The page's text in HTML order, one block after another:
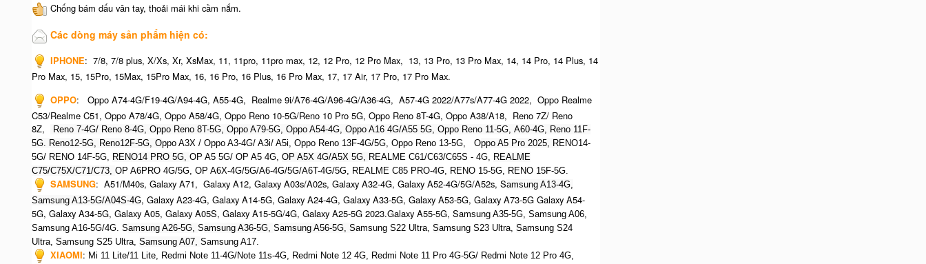
Chống bám dấu vân tay, thoải mái khi cầm nắm.
Các dòng máy sản phẩm hiện có:
IPHONE: 7/8, 7/8 plus, X/Xs, Xr, XsMax, 11, 11pro, 11pro max, 12, 12 Pro, 12 Pro Max, 13, 13 Pro, 13 Pro Max, 14, 14 Pro, 14 Plus, 14
Pro Max, 15, 15Pro, 15Max, 15Pro Max, 16, 16 Pro, 16 Plus, 16 Pro Max, 17, 17 Air, 17 Pro, 17 Pro Max.
OPPO:
Oppo A74-4G/F19-4G/A94-4G, A55-4G, Realme 9i/A76-4G/A96-4G/A36-4G, A57-4G 2022/A77s/A77-4G 2022, Oppo Realme
C53/Realme C51, Oppo A78/4G, Oppo A58/4G, Oppo Reno 10-5G/Reno 10 Pro 5G, Oppo Reno 8T-4G, Oppo A38/A18, Reno 7Z/ Reno
8Z,
Reno 7-4G/ Reno 8-4G, Oppo Reno 8T-5G, Oppo A79-5G, Oppo A54-4G, Oppo A16 4G/A55 5G, Oppo Reno 11-5G, A60-4G, Reno 11F-
5G. Reno12-5G, Reno12F-5G, Oppo A3X / Oppo A3-4G/ A3i/ A5i, Oppo Reno 13F-4G/5G, Oppo Reno 13-5G, Oppo A5 Pro 2025, RENO14-
5G/ RENO 14F-5G, RENO14 PRO 5G, OP A5 5G/ OP A5 4G, OP A5X 4G/A5X 5G, REALME C61/C63/C65S - 4G, REALME
C75/C75X/C71/C73, OP A6PRO 4G/5G, OP A6X-4G/5G/A6-4G/5G/A6T-4G/5G, REALME C85 PRO-4G, RENO 15-5G, RENO 15F-5G.
SAMSUNG: A51/M40s, Galaxy A71, Galaxy A12, Galaxy A03s/A02s, Galaxy A32-4G, Galaxy A52-4G/5G/A52s, Samsung A13-4G,
Samsung A13-5G/A04S-4G, Galaxy A23-4G, Galaxy A14-5G, Galaxy A24-4G, Galaxy A33-5G, Galaxy A53-5G, Galaxy A73-5G Galaxy A54-
5G, Galaxy A34-5G, Galaxy A05, Galaxy A05S, Galaxy A15-5G/4G, Galaxy A25-5G 2023.Galaxy A55-5G, Samsung A35-5G, Samsung A06,
Samsung A16-5G/4G. Samsung A26-5G, Samsung A36-5G, Samsung A56-5G, Samsung S22 Ultra, Samsung S23 Ultra, Samsung S24
Ultra, Samsung S25 Ultra, Samsung A07, Samsung A17.
XIAOMI: Mi 11 Lite/11 Lite, Redmi Note 11-4G/Note 11s-4G, Redmi Note 12 4G, Redmi Note 11 Pro 4G-5G/ Redmi Note 12 Pro 4G,